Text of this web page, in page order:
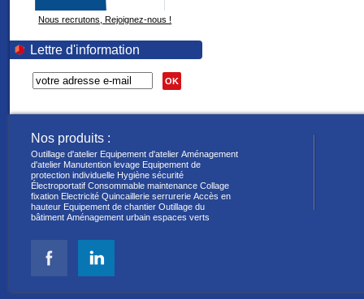
Nous recrutons, Rejoignez-nous !
Lettre d'information
OK
Nos produits :
Outillage d'atelier Equipement d'atelier Aménagement
d'atelier Manutention levage Equipement de
protection individuelle Hygiène sécurité
Électroportatif Consommable maintenance Collage
fixation Electricité Quincaillerie serrurerie Accès en
hauteur Equipement de chantier Outillage du
bâtiment Aménagement urbain espaces verts